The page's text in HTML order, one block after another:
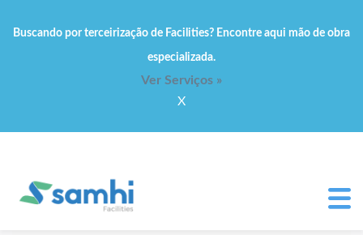
Buscando por terceirização de Facilities? Encontre aqui mão de obra
especializada.
Ver Serviços »
X